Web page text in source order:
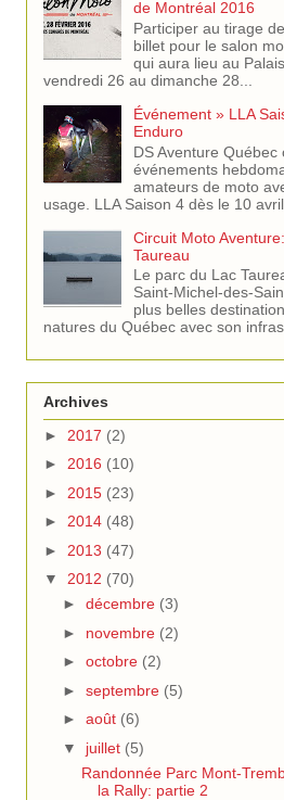
de Montréal 2016
Participer au tirage
billet pour le salon
qui aura lieu au
vendredi 26 au dimanche 28...
Événement » LLA
Enduro
DS Aventure Québec
événements
amateurs de moto
usage. LLA Saison 4 dès le 10
Circuit Moto
Taureau
Le parc du Lac
Saint-Michel-des-
plus belles
natures du Québec avec son
Archives
► 2017 (2)
► 2016 (10)
► 2015 (23)
► 2014 (48)
► 2013 (47)
▼ 2012 (70)
► décembre (3)
► novembre (2)
► octobre (2)
► septembre (5)
► août (6)
▼ juillet (5)
Randonnée Parc Mont-
la Rally: partie 2